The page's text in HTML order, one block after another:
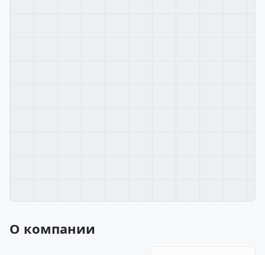
О компании